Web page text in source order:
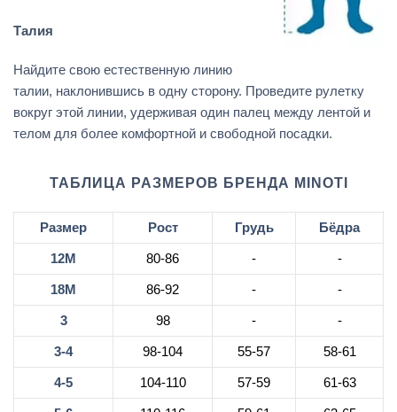
Талия
Найдите свою естественную линию
талии, наклонившись в одну сторону. Проведите рулетку
вокруг этой линии, удерживая один палец между лентой и
телом для более комфортной и свободной посадки.
ТАБЛИЦА РАЗМЕРОВ БРЕНДА MINOTI
Размер Рост Грудь Бёдра
12М 80-86 - -
18М 86-92 - -
3 98 - -
3-4 98-104 55-57 58-61
4-5 104-110 57-59 61-63